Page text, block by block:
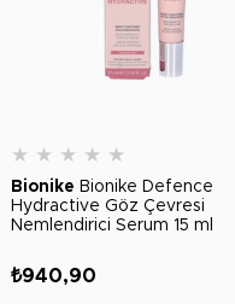
★ ★ ★ ★ ★
Bionike Bionike Defence
Hydractive Göz Çevresi
Nemlendirici Serum 15 ml
₺940,90